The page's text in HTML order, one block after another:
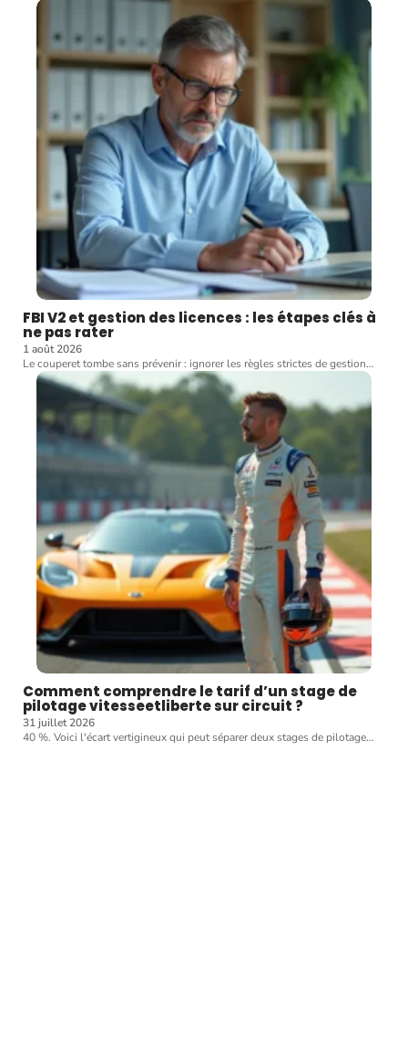
FBI V2 et gestion des licences : les étapes clés à
ne pas rater
1 août 2026
Le couperet tombe sans prévenir : ignorer les règles strictes de gestion…
Comment comprendre le tarif d’un stage de
pilotage vitesseetliberte sur circuit ?
31 juillet 2026
40 %. Voici l'écart vertigineux qui peut séparer deux stages de pilotage…